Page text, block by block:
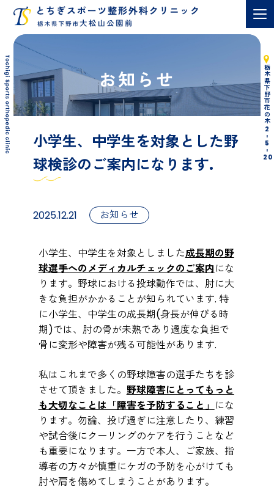
お知らせ 栃木県下野市花の木
2
-
5
-
20
小学生、中学生を対象とした野
球検診のご案内になります.
2025.12.21 お知らせ
小学生、中学生を対象としました成長期の野
球選手へのメディカルチェックのご案内 にな
ります。野球における投球動作では、肘に大
きな負担がかかることが知られています. 特
に小学生、中学生の成長期(身長が伸びる時
期)では、肘の骨が未熟であり過度な負担で
骨に変形や障害が残る可能性があります.
私はこれまで多くの野球障害の選手たちを診
させて頂きました。 野球障害にとってもっと
も大切なことは「障害を予防すること」 にな
ります。勿論、投げ過ぎに注意したり、練習
や試合後にクーリングのケアを行うことなど
も重要になります。一方で本人、ご家族、指
導者の方々が慎重にケガの予防を心がけても
肘や肩を傷めてしまうことがあります。